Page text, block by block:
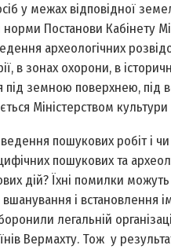
у межах відповідної
Постанови Кабінету
археологічних
в зонах охорони, в
земною поверхнею, під
Міністерством культури
пошукових робіт і
пошукових та
дій? Їхні помилки
вшанування і
легальній
Вермахту. Тож у